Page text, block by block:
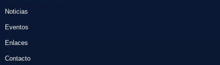
Noticias
Eventos
Enlaces
Contacto